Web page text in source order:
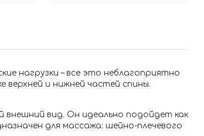
нагрузки – все это неблагоприятно
и нижней частей спины.
внешний вид. Он идеально подойдет как
для массажа: шейно-плечевого